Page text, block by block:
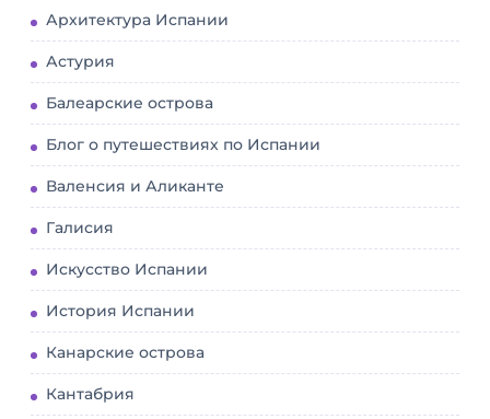
Архитектура Испании
Астурия
Балеарские острова
Блог о путешествиях по Испании
Валенсия и Аликанте
Галисия
Искусство Испании
История Испании
Канарские острова
Кантабрия